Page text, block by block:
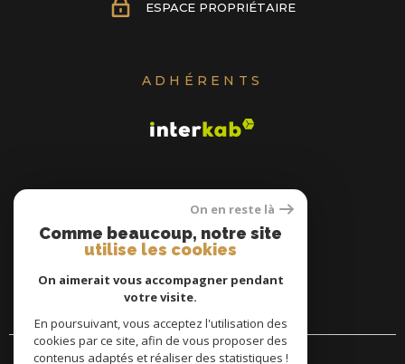
ESPACE PROPRIÉTAIRE
ADHÉRENTS
On en reste là
Comme beaucoup, notre site
utilise les cookies
On aimerait vous accompagner pendant
votre visite.
En poursuivant, vous acceptez l'utilisation des
cookies par ce site, afin de vous proposer des
contenus adaptés et réaliser des statistiques !